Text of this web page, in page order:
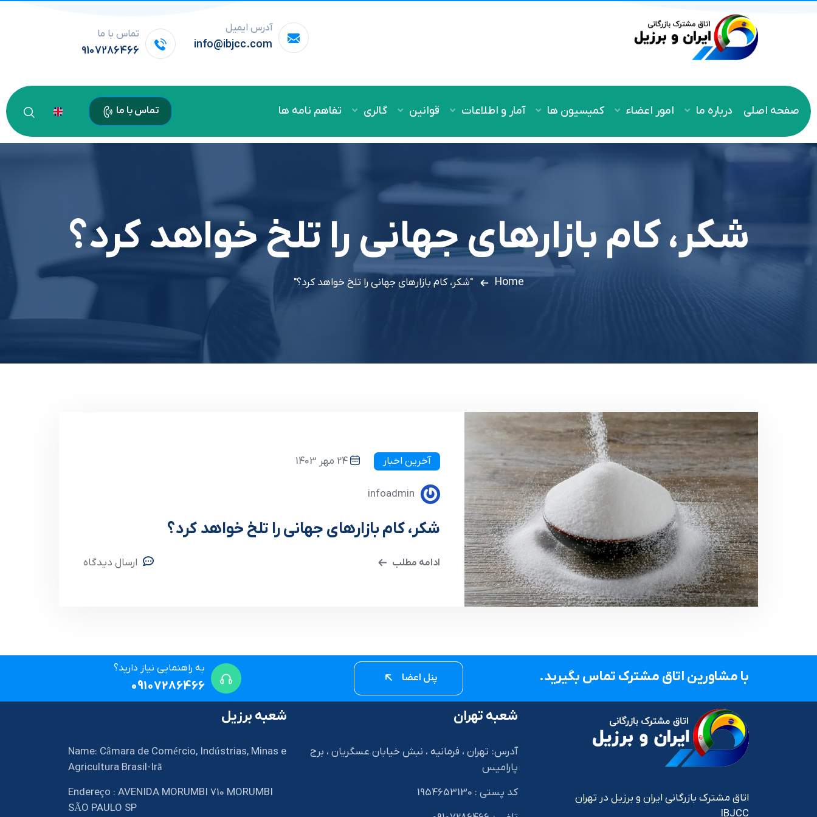
آدرس ایمیل
info@ibjcc.com
تماس با ما
9107286466
صفحه اصلی درباره ما امور اعضاء کمیسیون ها آمار و اطلاعات قوانین گالری تفاهم نامه ها تماس با ما
شکر، کام بازارهای جهانی را تلخ خواهد کرد؟
Home "شکر، کام بازارهای جهانی را تلخ خواهد کرد؟"
آخرین اخبار 24 مهر 1403
infoadmin
شکر، کام بازارهای جهانی را تلخ خواهد کرد؟
ادامه مطلب ارسال دیدگاه
با مشاورین اتاق مشترک تماس بگیرید. پنل اعضا
به راهنمایی نیاز دارید؟
09107286466
اتاق مشترک بازرگانی ایران و برزیل در تهران
IBJCC
شعبه تهران
آدرس: تهران ، فرمانیه ، نبش خیابان عسگریان ، برج
پارامیس
کد پستی : 1954653130
شعبه برزیل
Name: Câmara de Comércio, Indústrias, Minas e
Agricultura Brasil-Irã
Endereço : AVENIDA MORUMBI 710 MORUMBI
SÃO PAULO SP